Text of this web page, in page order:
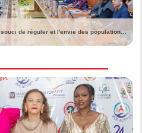
Suspension des réseaux sociaux : le souci de réguler et l'envie des populations de voir lever la sanction